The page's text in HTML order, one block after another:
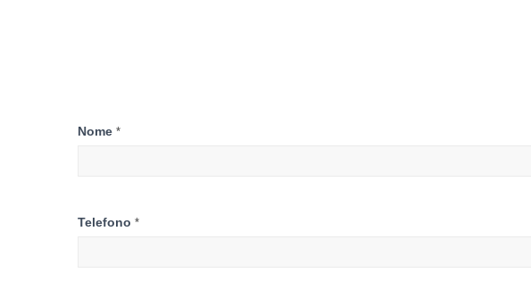
Contattaci
Nome *
Telefono *